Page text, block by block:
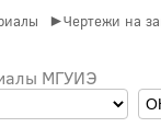
►Чертежи на
МГУИЭ